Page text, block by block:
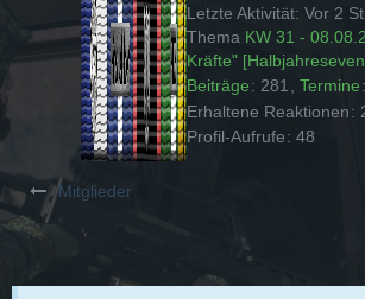
Letzte Aktivität: Vor 2
Thema KW 31 -
Kräfte"
Beiträge
281 Termine
Erhaltene Reaktionen
Profil-Aufrufe
48
Mitglieder